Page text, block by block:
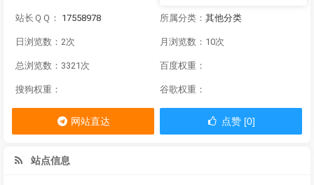
站长ＱＱ： 17558978 所属分类： 其他分类
日浏览数：2次 月浏览数：10次
总浏览数：3321次 百度权重：
搜狗权重： 谷歌权重：
网站直达 点赞 [0]
站点信息